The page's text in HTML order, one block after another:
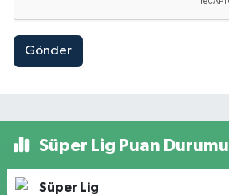
Gönder
Süper Lig Puan Durumu
Süper Lig